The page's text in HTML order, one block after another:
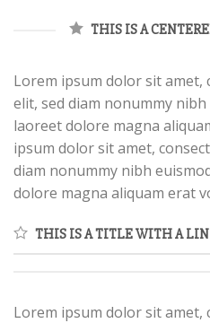
THIS IS A
Lorem ipsum dolor sit amet,
elit, sed diam nonummy
laoreet dolore magna
ipsum dolor sit amet,
diam nonummy nibh
dolore magna aliquam erat
THIS IS A TITLE WITH A
Lorem ipsum dolor sit amet,